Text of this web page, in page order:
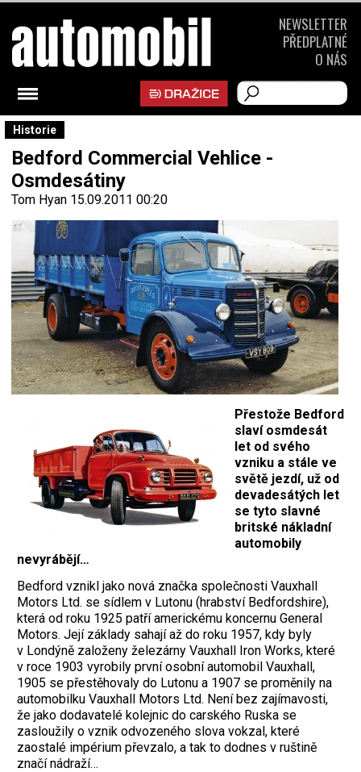
Historie
Bedford Commercial Vehlice -
Osmdesátiny
Tom Hyan 15.09.2011 00:20
Přestože Bedford
slaví osmdesát
let od svého
vzniku a stále ve
světě jezdí, už od
devadesátých let
se tyto slavné
britské nákladní
automobily
nevyrábějí…
Bedford vznikl jako nová značka společnosti Vauxhall
Motors Ltd. se sídlem v Lutonu (hrabství Bedfordshire),
která od roku 1925 patří americkému koncernu General
Motors. Její základy sahají až do roku 1957, kdy byly
v Londýně založeny železárny Vauxhall Iron Works, které
v roce 1903 vyrobily první osobní automobil Vauxhall,
1905 se přestěhovaly do Lutonu a 1907 se proměnily na
automobilku Vauxhall Motors Ltd. Není bez zajímavosti,
že jako dodavatelé kolejnic do carského Ruska se
zasloužily o vznik odvozeného slova vokzal, které
zaostalé impérium převzalo, a tak to dodnes v ruštině
značí nádraží…
NEWSLETTER
PŘEDPLATNÉ
O NÁS